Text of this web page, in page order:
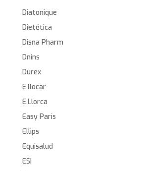
Diatonique
Dietética
Disna Pharm
Dnins
Durex
E.llocar
E.Llorca
Easy Paris
Ellips
Equisalud
ESI